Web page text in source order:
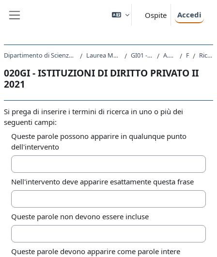
Ospite Accedi
Dipartimento di Scienze Giuridiche, del Linguaggio, dell`Interpretazione e della Traduzione Laurea Magistrale Ciclo Unico 5 anni GI01 - GIURISPRUDENZA A.A. 2021 - 2022 Forum Ricerca avanzata
020GI - ISTITUZIONI DI DIRITTO PRIVATO II
2021
Si prega di inserire i termini di ricerca in uno o più dei
seguenti campi:
Queste parole possono apparire in qualunque punto
dell'intervento
Nell'intervento deve apparire esattamente questa frase
Queste parole non devono essere incluse
Queste parole devono apparire come parole intere